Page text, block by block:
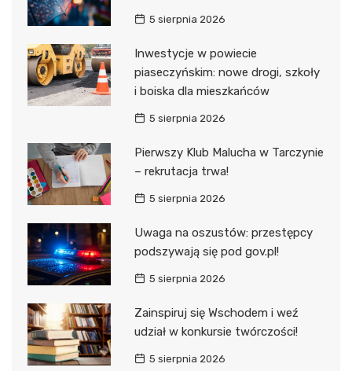
5 sierpnia 2026
Inwestycje w powiecie
piaseczyńskim: nowe drogi, szkoły
i boiska dla mieszkańców
5 sierpnia 2026
Pierwszy Klub Malucha w Tarczynie
– rekrutacja trwa!
5 sierpnia 2026
Uwaga na oszustów: przestępcy
podszywają się pod gov.pl!
5 sierpnia 2026
Zainspiruj się Wschodem i weź
udział w konkursie twórczości!
5 sierpnia 2026